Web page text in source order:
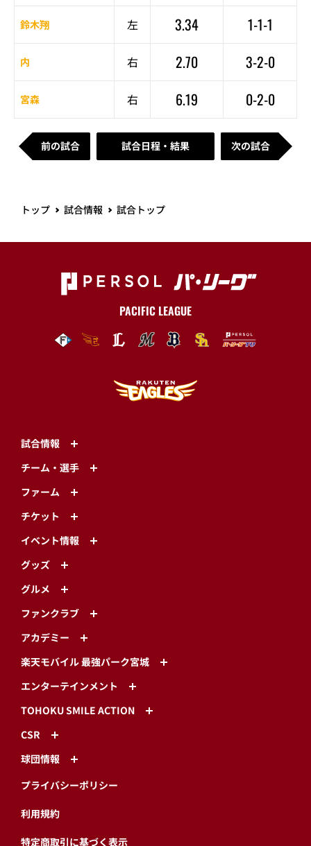
鈴木翔 左 3.34 1-1-1
内 右 2.70 3-2-0
宮森 右 6.19 0-2-0
前の試合 試合日程・結果 次の試合
トップ 試合情報 試合トップ
PACIFIC LEAGUE
試合情報
チーム・選手
ファーム
チケット
イベント情報
グッズ
グルメ
ファンクラブ
アカデミー
楽天モバイル 最強パーク宮城
エンターテインメント
TOHOKU SMILE ACTION
CSR
球団情報
プライバシーポリシー
利用規約
特定商取引に基づく表示